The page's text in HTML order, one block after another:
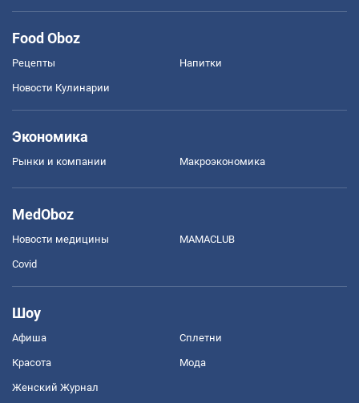
Food Oboz
Рецепты Напитки
Новости Кулинарии
Экономика
Рынки и компании Mакроэкономика
MedOboz
Новости медицины MAMACLUB
Covid
Шоу
Афиша Сплетни
Красота Мода
Женский Журнал